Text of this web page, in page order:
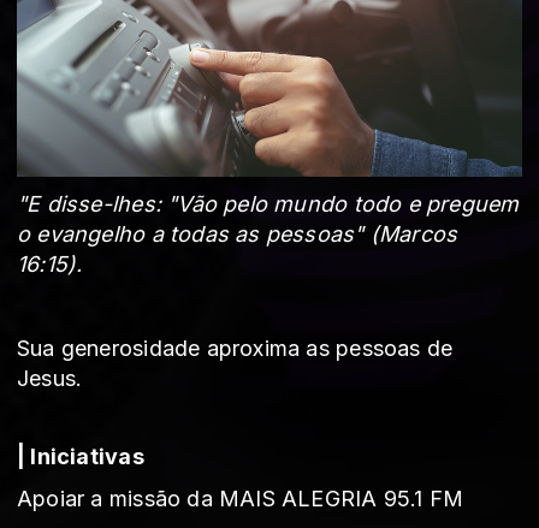
"E disse-lhes: "Vão pelo mundo todo e preguem
o evangelho a todas as pessoas" (Marcos
16:15).
Sua generosidade aproxima as pessoas de
Jesus.
| Iniciativas
Apoiar a missão da MAIS ALEGRIA 95.1 FM